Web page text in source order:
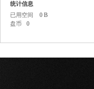
统计信息
已用空间
0 B
盘币
0